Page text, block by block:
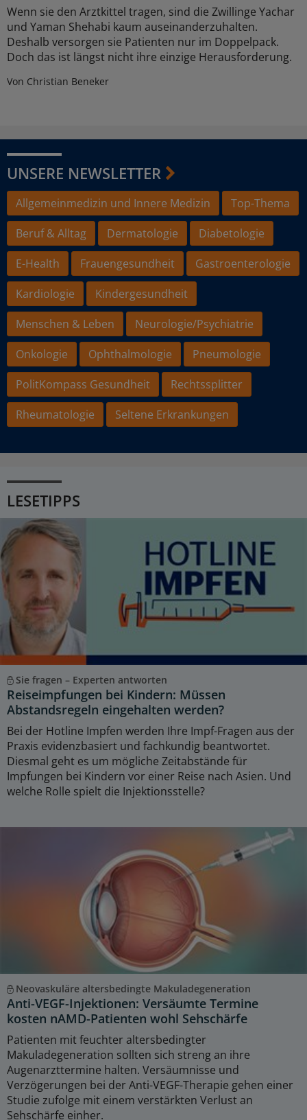
Wenn sie den Arztkittel tragen, sind die Zwillinge Yachar
und Yaman Shehabi kaum auseinanderzuhalten.
Deshalb versorgen sie Patienten nur im Doppelpack.
Doch das ist längst nicht ihre einzige Herausforderung.
Von Christian Beneker
UNSERE NEWSLETTER
Allgemeinmedizin und Innere Medizin
Top-Thema
Beruf & Alltag
Dermatologie
Diabetologie
E-Health
Frauengesundheit
Gastroenterologie
Kardiologie
Kindergesundheit
Menschen & Leben
Neurologie/Psychiatrie
Onkologie
Ophthalmologie
Pneumologie
PolitKompass Gesundheit
Rechtssplitter
Rheumatologie
Seltene Erkrankungen
LESETIPPS
Sie fragen – Experten antworten
Reiseimpfungen bei Kindern: Müssen
Abstandsregeln eingehalten werden?
Bei der Hotline Impfen werden Ihre Impf-Fragen aus der
Praxis evidenzbasiert und fachkundig beantwortet.
Diesmal geht es um mögliche Zeitabstände für
Impfungen bei Kindern vor einer Reise nach Asien. Und
welche Rolle spielt die Injektionsstelle?
Neovaskuläre altersbedingte Makuladegeneration
Anti-VEGF-Injektionen: Versäumte Termine
kosten nAMD-Patienten wohl Sehschärfe
Patienten mit feuchter altersbedingter
Makuladegeneration sollten sich streng an ihre
Augenarzttermine halten. Versäumnisse und
Verzögerungen bei der Anti-VEGF-Therapie gehen einer
Studie zufolge mit einem verstärkten Verlust an
Sehschärfe einher.